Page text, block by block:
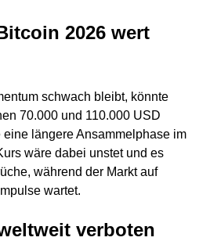
2026 wert
schwach bleibt, könnte
70.000 und 110.000 USD
längere Ansammelphase im
wäre dabei unstet und es
während der Markt auf
wartet.
verboten